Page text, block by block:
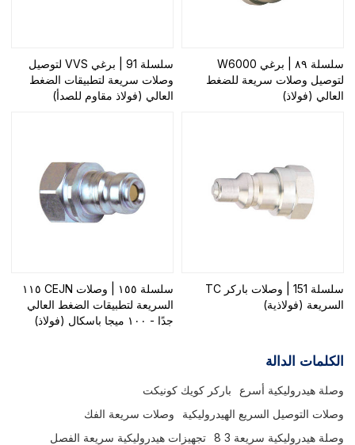
سلسلة ٨٩ | برغي W6000
لتوصيل وصلات سريعة للضغط
العالي (فولاذ)
سلسلة 91 | برغي VVS لتوصيل
وصلات سريعة لتطبيقات الضغط
العالي (فولاذ مقاوم للصدأ)
سلسلة 151 | وصلات باركر TC
السريعة (فولاذية)
سلسلة ١٥٥ | وصلات CEJN ١١٥
السريعة لتطبيقات الضغط العالي
جدًا - ١٠٠ ميجا باسكال (فولاذ)
الكلمات الدالة
وصلة هيدروليكية أسرع
باركر كويك كونيكت
وصلات التوصيل السريع الهيدروليكية
وصلات سريعة الفك
وصلة هيدروليكية سريعة 3 8
تجهيزات هيدروليكية سريعة الفصل